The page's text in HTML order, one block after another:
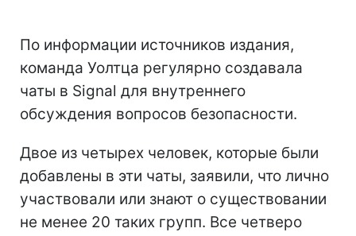
По информации источников издания,
команда Уолтца регулярно создавала
чаты в Signal для внутреннего
обсуждения вопросов безопасности.
Двое из четырех человек, которые были
добавлены в эти чаты, заявили, что лично
участвовали или знают о существовании
не менее 20 таких групп. Все четверо